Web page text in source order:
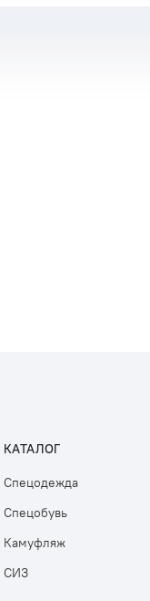
КАТАЛОГ
Спецодежда
Спецобувь
Камуфляж
СИЗ